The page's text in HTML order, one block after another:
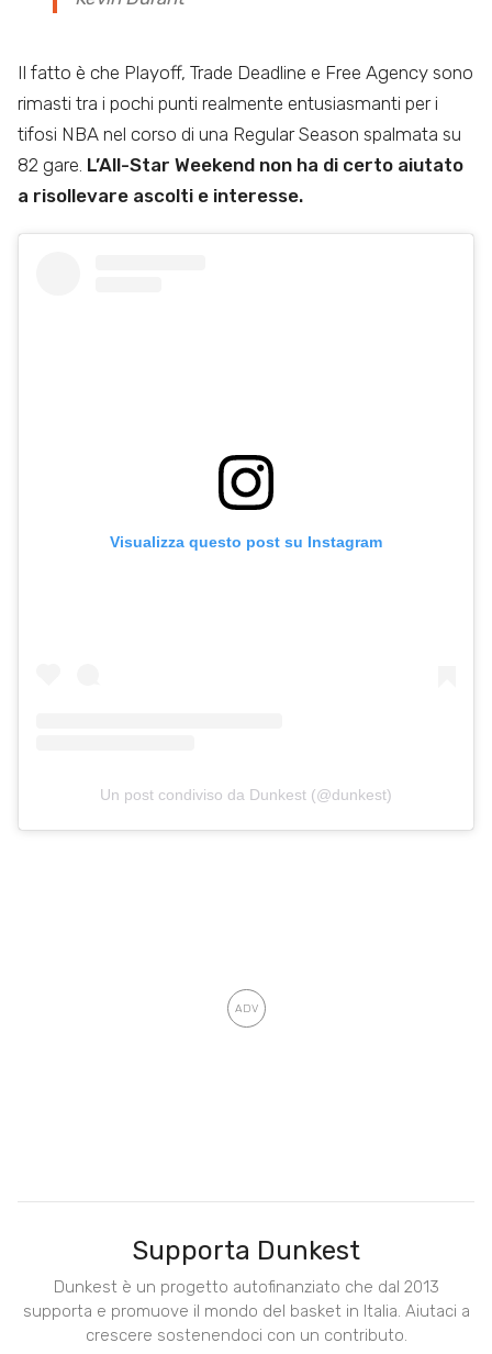
Il fatto è che Playoff, Trade Deadline e Free Agency sono
rimasti tra i pochi punti realmente entusiasmanti per i
tifosi NBA nel corso di una Regular Season spalmata su
82 gare. L’All-Star Weekend non ha di certo aiutato
a risollevare ascolti e interesse.
Visualizza questo post su Instagram
Un post condiviso da Dunkest (@dunkest)
Supporta Dunkest
Dunkest è un progetto autofinanziato che dal 2013
supporta e promuove il mondo del basket in Italia. Aiutaci a
crescere sostenendoci con un contributo.